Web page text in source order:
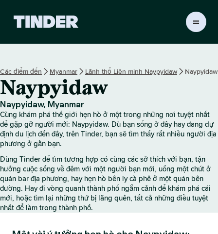
c
ủ
T
i
n
d
Các điểm đến Myanmar Lãnh thổ Liên minh Naypyidaw Naypyidaw
Naypyidaw
Naypyidaw, Myanmar
Cùng khám phá thế giới hẹn hò ở một trong những nơi tuyệt nhất
để gặp gỡ người mới: Naypyidaw. Dù bạn sống ở đây hay đang dự
định du lịch đến đây, trên Tinder, bạn sẽ tìm thấy rất nhiều người địa
phương ở gần bạn.
Dùng Tinder để tìm tương hợp có cùng các sở thích với bạn, tận
hưởng cuộc sống về đêm với một người bạn mới, uống một chút ở
quán bar địa phương, hay hẹn hò bên ly cà phê ở một quán bên
đường. Hay đi vòng quanh thành phố ngắm cảnh để khám phá cái
mới, hoặc tìm lại những thứ bị lãng quên, tất cả những điều tuyệt
nhất để làm trong thành phố.